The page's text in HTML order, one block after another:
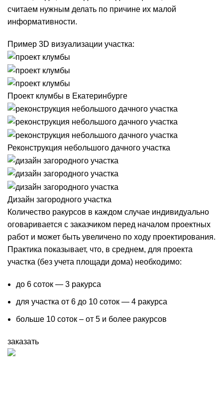
считаем нужным делать по причине их малой
информативности.
Пример 3D визуализации участка:
Проект клумбы в Екатеринбурге
Реконструкция небольшого дачного участка
Дизайн загородного участка
Количество ракурсов в каждом случае индивидуально
оговаривается с заказчиком перед началом проектных
работ и может быть увеличено по ходу проектирования.
Практика показывает, что, в среднем, для проекта
участка (без учета площади дома) необходимо:
до 6 соток — 3 ракурса
для участка от 6 до 10 соток — 4 ракурса
больше 10 соток – от 5 и более ракурсов
заказать